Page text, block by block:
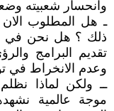
وانحسار شعبيته
ـ هل المطلوب
ذلك ؟ هل نحن في
تقديم البرامج
وعدم الانخراط في
ــ ولكن لماذا
موجة عالمية